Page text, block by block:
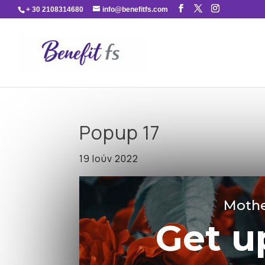
+ 30 2108314680 info@benefitfs.com
Popup 17
19 Ιούν 2022
Get